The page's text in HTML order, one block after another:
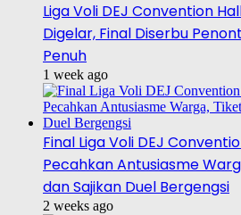
Liga Voli DEJ Convention
Digelar, Final Diserbu
Penuh
1 week ago
Final Liga Voli DEJ
Pecahkan Antusiasme
dan Sajikan Duel Bergengsi
2 weeks ago